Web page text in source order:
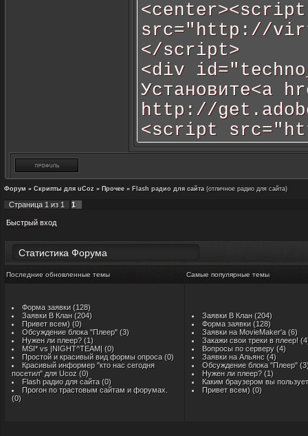
src="http://
</script>
<div
Установите<a
http://
<script
type="text/
var so = new
</script></
Форум » Скрипты для uCoz » Прочее » Flash радио для сайта (отличное радио для сайта)
Страница 1 из 1 1
Статистика Форума
Последние обновленные темы Самые популярные темы
Форма заявки (128)
Заявки В Клан (204)
Привет всем) (0)
Обсуждение блока "Плеер" (3)
Нужен ли плеер? (1)
MSI* vs |NIGHT^TEAM| (0)
Простой и красивый вид формы опроса (0)
Красивый информер "кто нас сегодня
посетил" для Ucoz (0)
Flash радио для сайта (0)
Прогон по трастовым сайтам и форумах.
(0)
Заявки В Клан (204)
Форма заявки (128)
Заявки на MovieMaker'a (6)
Закажи свои треки в плеер!
Вопросы по серверу (4)
Заявки на Альянс (4)
Обсуждение блока "Плеер"
Нужен ли плеер? (1)
Каким браузером вы
Привет всем) (0)